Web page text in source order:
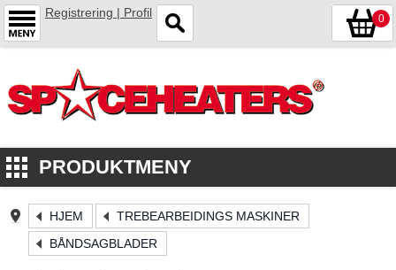
Registrering | Profil 0
PRODUKTMENY
HJEM
TREBEARBEIDINGS MASKINER
BÅNDSAGBLADER